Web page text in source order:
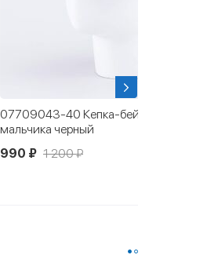
07711316-40 Панама-кепка
удлиненная ДИНО
990 ₽ 1 230 ₽